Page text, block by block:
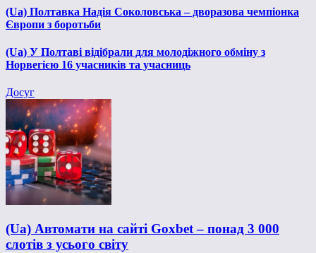
(Ua) Полтавка Надія Соколовська – дворазова чемпіонка
Європи з боротьби
(Ua) У Полтаві відібрали для молодіжного обміну з
Норвегією 16 учасників та учасниць
Досуг
(Ua) Автомати на сайті Goxbet – понад 3 000
слотів з усього світу